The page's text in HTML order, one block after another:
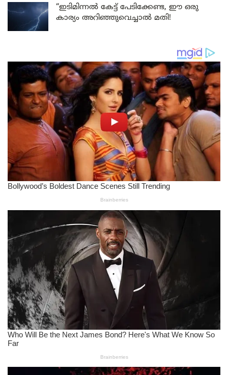
“ഇടിമിന്നൽ കേട്ട് പേടിക്കേണ്ട, ഈ ഒരു
കാര്യം അറിഞ്ഞുവെച്ചാൽ മതി!